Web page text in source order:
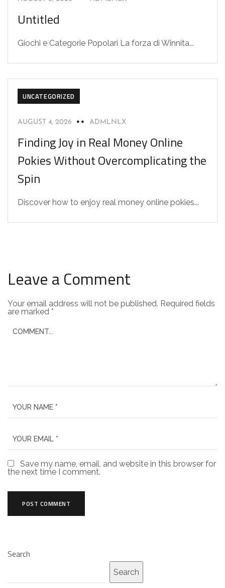
Untitled
Giochi e Categorie Popolari La forza di Winnita...
UNCATEGORIZED
AUGUST 4, 2026 ADMLNLX
Finding Joy in Real Money Online
Pokies Without Overcomplicating the
Spin
Discover how to enjoy real money online pokies...
Leave a Comment
Your email address will not be published. Required fields
are marked *
Save my name, email, and website in this browser for
the next time I comment.
Search
Search